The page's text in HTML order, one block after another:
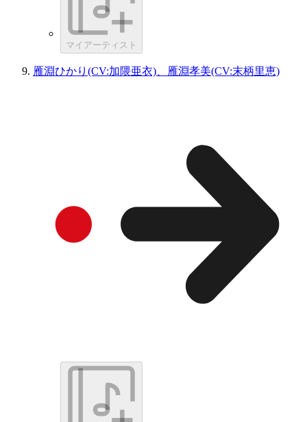
マイアーティスト
雁淵ひかり(CV:加隈亜衣)、雁淵孝美(CV:末柄里恵)